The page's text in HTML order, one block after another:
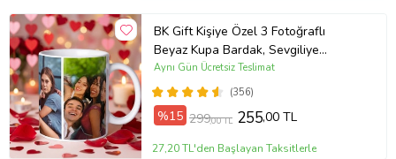
BK Gift Kişiye Özel 3 Fotoğraflı
Beyaz Kupa Bardak, Sevgiliye
Hediye, Arkadaşa Hediye
(356)
Aynı Gün Ücretsiz Teslimat
%15 299,00 TL 255,00 TL
27,20 TL'den Başlayan Taksitlerle